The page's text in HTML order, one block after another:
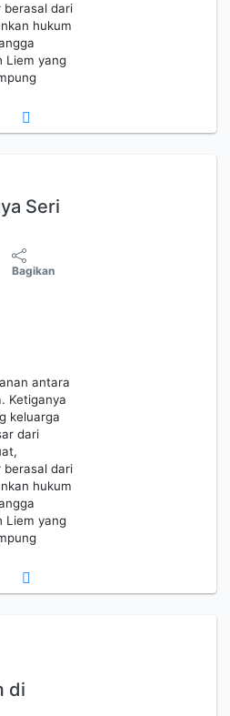
berasal dari
hukum
Liem yang
Seri
Bagikan
antara
Ketiganya
keluarga
dari
berasal dari
hukum
Liem yang
di